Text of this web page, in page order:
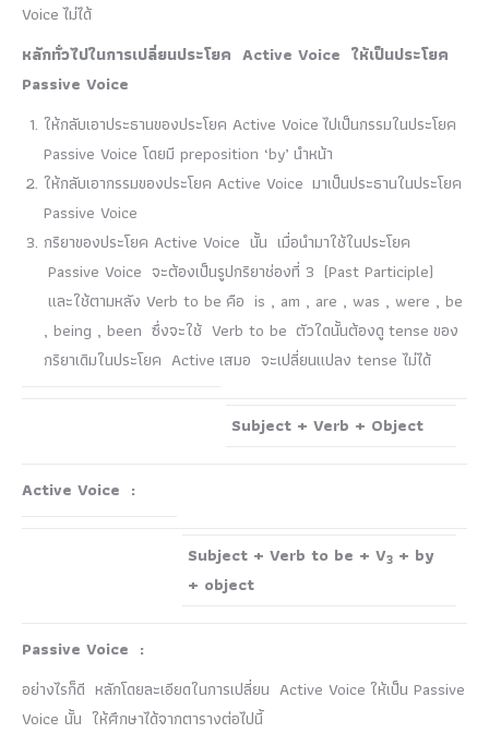
Voice ไม่ได้
หลักทั่วไปในการเปลี่ยนประโยค Active Voice ให้เป็นประโยค
Passive Voice
ให้กลับเอาประธานของประโยค Active Voice ไปเป็นกรรมในประโยค
Passive Voice โดยมี preposition ‘by’ นำหน้า
ให้กลับเอากรรมของประโยค Active Voice มาเป็นประธานในประโยค
Passive Voice
กริยาของประโยค Active Voice นั้น เมื่อนำมาใช้ในประโยค
Passive Voice จะต้องเป็นรูปกริยาช่องที่ 3 (Past Participle)
และใช้ตามหลัง Verb to be คือ is , am , are , was , were , be
, being , been ซึ่งจะใช้ Verb to be ตัวใดนั้นต้องดู tense ของ
กริยาเดิมในประโยค Active เสมอ จะเปลี่ยนแปลง tense ไม่ได้
Subject + Verb + Object
Active Voice :
Subject + Verb to be + V3 + by
+ object
Passive Voice :
อย่างไรก็ดี หลักโดยละเอียดในการเปลี่ยน Active Voice ให้เป็น Passive
Voice นั้น ให้ศึกษาได้จากตารางต่อไปนี้